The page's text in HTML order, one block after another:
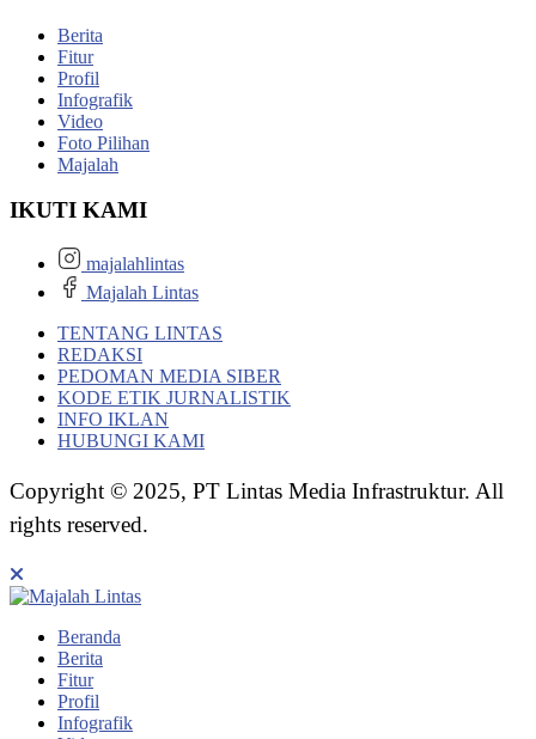
Berita
Fitur
Profil
Infografik
Video
Foto Pilihan
Majalah
IKUTI KAMI
majalahlintas
Majalah Lintas
TENTANG LINTAS
REDAKSI
PEDOMAN MEDIA SIBER
KODE ETIK JURNALISTIK
INFO IKLAN
HUBUNGI KAMI
Copyright © 2025, PT Lintas Media Infrastruktur. All
rights reserved.
Beranda
Berita
Fitur
Profil
Infografik